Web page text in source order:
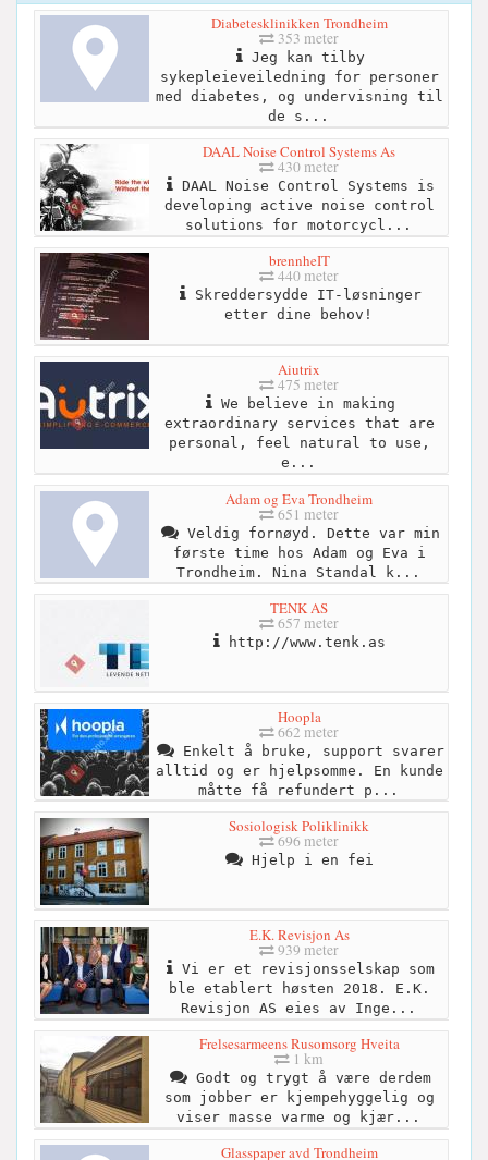
Diabetesklinikken Trondheim
353 meter
Jeg kan tilby
sykepleieveiledning for personer
med diabetes, og undervisning til
de s...
DAAL Noise Control Systems As
430 meter
DAAL Noise Control Systems is
developing active noise control
solutions for motorcycl...
brennheIT
440 meter
Skreddersydde IT-løsninger
etter dine behov!
Aiutrix
475 meter
We believe in making
extraordinary services that are
personal, feel natural to use,
e...
Adam og Eva Trondheim
651 meter
Veldig fornøyd. Dette var min
første time hos Adam og Eva i
Trondheim. Nina Standal k...
TENK AS
657 meter
http://www.tenk.as
Hoopla
662 meter
Enkelt å bruke, support svarer
alltid og er hjelpsomme. En kunde
måtte få refundert p...
Sosiologisk Poliklinikk
696 meter
Hjelp i en fei
E.K. Revisjon As
939 meter
Vi er et revisjonsselskap som
ble etablert høsten 2018. E.K.
Revisjon AS eies av Inge...
Frelsesarmeens Rusomsorg Hveita
1 km
Godt og trygt å være derdem
som jobber er kjempehyggelig og
viser masse varme og kjær...
Glasspaper avd Trondheim